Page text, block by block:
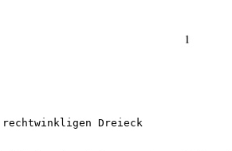
rechtwinkligen Dreieck